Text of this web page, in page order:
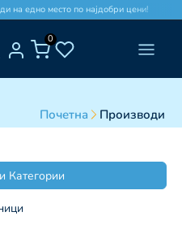
на едно место по најдобри цени!
0
Почетна
Производи
Филтри и Категории